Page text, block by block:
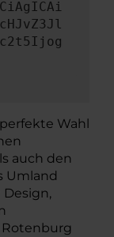
Wahl
auch den
Umland